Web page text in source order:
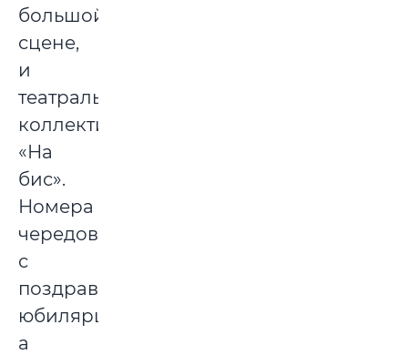
большой
сцене,
и
театральный
коллектив
«На
бис».
Номера
чередовались
с
поздравлениями
юбилярше,
а